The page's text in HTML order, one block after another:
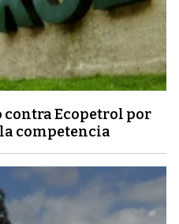
contra Ecopetrol por
competencia